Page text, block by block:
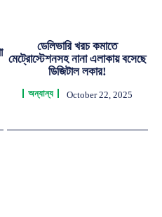
ডেলিভারি খরচ কমাতে
মেট্রোস্টেশনসহ নানা এলাকায় বসেছে
ডিজিটাল লকার!
অন্যান্য October 22, 2025